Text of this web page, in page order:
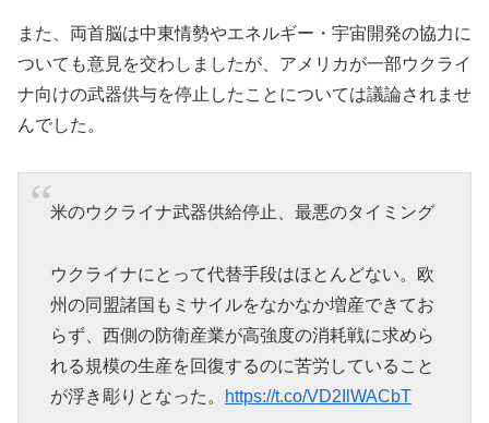
また、両首脳は中東情勢やエネルギー・宇宙開発の協力に
ついても意見を交わしましたが、アメリカが一部ウクライ
ナ向けの武器供与を停止したことについては議論されませ
んでした。
米のウクライナ武器供給停止、最悪のタイミング
ウクライナにとって代替手段はほとんどない。欧
州の同盟諸国もミサイルをなかなか増産できてお
らず、西側の防衛産業が高強度の消耗戦に求めら
れる規模の生産を回復するのに苦労していること
が浮き彫りとなった。
https://t.co/VD2IlWACbT